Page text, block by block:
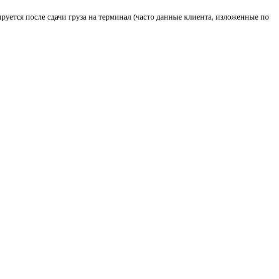
после сдачи груза на терминал (часто данные клиента, изложенные по